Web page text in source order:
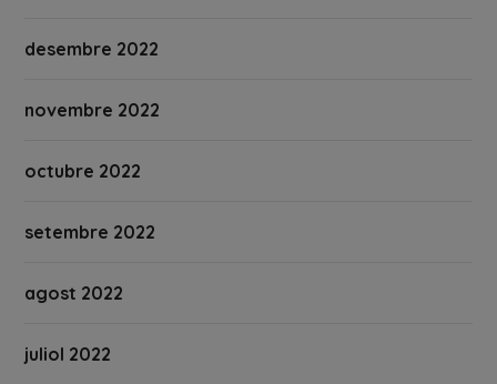
desembre 2022
novembre 2022
octubre 2022
setembre 2022
agost 2022
juliol 2022